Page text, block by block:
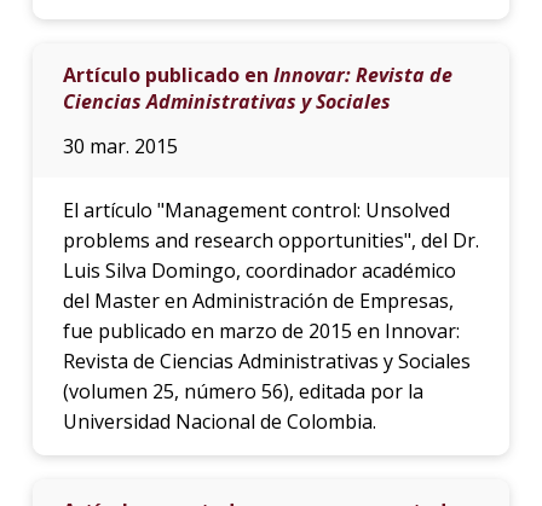
Artículo publicado en Innovar: Revista de
Ciencias Administrativas y Sociales
30 mar. 2015
El artículo "Management control: Unsolved
problems and research opportunities", del Dr.
Luis Silva Domingo, coordinador académico
del Master en Administración de Empresas,
fue publicado en marzo de 2015 en Innovar:
Revista de Ciencias Administrativas y Sociales
(volumen 25, número 56), editada por la
Universidad Nacional de Colombia.